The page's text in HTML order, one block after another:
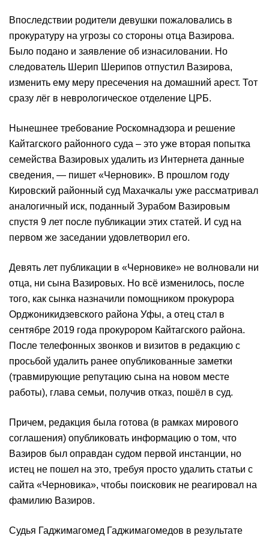
Впоследствии родители девушки пожаловались в
прокуратуру на угрозы со стороны отца Вазирова.
Было подано и заявление об изнасиловании. Но
следователь Шерип Шерипов отпустил Вазирова,
изменить ему меру пресечения на домашний арест. Тот
сразу лёг в неврологическое отделение ЦРБ.
Нынешнее требование Роскомнадзора и решение
Кайтагского районного суда – это уже вторая попытка
семейства Вазировых удалить из Интернета данные
сведения, — пишет «Черновик». В прошлом году
Кировский районный суд Махачкалы уже рассматривал
аналогичный иск, поданный Зурабом Вазировым
спустя 9 лет после публикации этих статей. И суд на
первом же заседании удовлетворил его.
Девять лет публикации в «Черновике» не волновали ни
отца, ни сына Вазировых. Но всё изменилось, после
того, как сынка назначили помощником прокурора
Орджоникидзевского района Уфы, а отец стал в
сентябре 2019 года прокурором Кайтагского района.
После телефонных звонков и визитов в редакцию с
просьбой удалить ранее опубликованные заметки
(травмирующие репутацию сына на новом месте
работы), глава семьи, получив отказ, пошёл в суд.
Причем, редакция была готова (в рамках мирового
соглашения) опубликовать информацию о том, что
Вазиров был оправдан судом первой инстанции, но
истец не пошел на это, требуя просто удалить статьи с
сайта «Черновика», чтобы поисковик не реагировал на
фамилию Вазиров.
Судья Гаджимагомед Гаджимагомедов в результате